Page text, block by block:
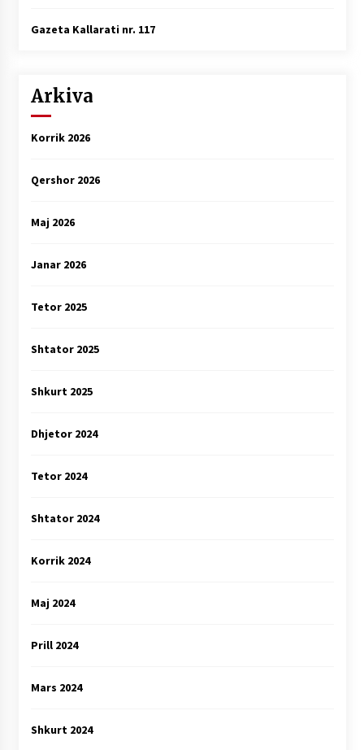
Gazeta Kallarati nr. 117
Arkiva
Korrik 2026
Qershor 2026
Maj 2026
Janar 2026
Tetor 2025
Shtator 2025
Shkurt 2025
Dhjetor 2024
Tetor 2024
Shtator 2024
Korrik 2024
Maj 2024
Prill 2024
Mars 2024
Shkurt 2024